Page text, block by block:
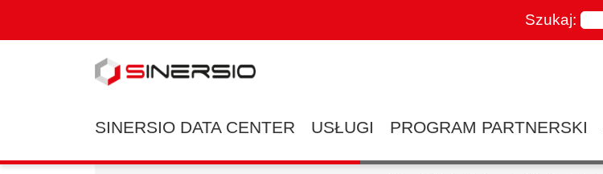
Szukaj:
SINERSIO DATA CENTER USŁUGI PROGRAM PARTNERSKI